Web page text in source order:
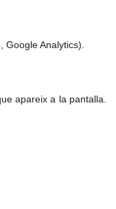
Analytics).
apareix a la pantalla.